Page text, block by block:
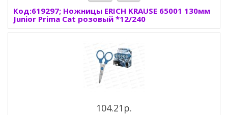
Код:619297; Ножницы ERICH KRAUSE 65001 130мм
Junior Prima Cat розовый *12/240
104.21р.